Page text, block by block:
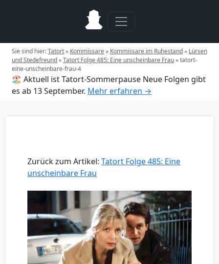
Sie sind hier:Tatort» Kommissare» Kommissare im Ruhestand» Lürsen
und Stedefreund»Tatort Folge 485: Eine unscheinbare Frau»tatort-
eine-unscheinbare-frau-4
🏖️ Aktuell ist Tatort-Sommerpause Neue Folgen gibt
es ab 13 September. Mehr erfahren →
Zurück zum Artikel: Tatort Folge 485: Eine
unscheinbare Frau